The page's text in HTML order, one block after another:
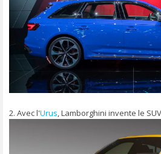
2. Avec l'Urus , Lamborghini invente le